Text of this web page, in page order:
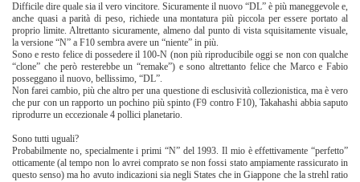
Difficile dire quale sia il vero vincitore. Sicuramente il nuovo “DL” è più maneggevole e,
anche quasi a parità di peso, richiede una montatura più piccola per essere portato al
proprio limite. Altrettanto sicuramente, almeno dal punto di vista squisitamente visuale,
la versione “N” a F10 sembra avere un “niente” in più.
Sono e resto felice di possedere il 100-N (non più riproducibile oggi se non con qualche
“clone” che però resterebbe un “remake”) e sono altrettanto felice che Marco e Fabio
posseggano il nuovo, bellissimo, “DL”.
Non farei cambio, più che altro per una questione di esclusività collezionistica, ma è vero
che pur con un rapporto un pochino più spinto (F9 contro F10), Takahashi abbia saputo
riprodurre un eccezionale 4 pollici planetario.
Sono tutti uguali?
Probabilmente no, specialmente i primi “N” del 1993. Il mio è effettivamente “perfetto”
otticamente (al tempo non lo avrei comprato se non fossi stato ampiamente rassicurato in
questo senso) ma ho avuto indicazioni sia negli States che in Giappone che la strehl ratio